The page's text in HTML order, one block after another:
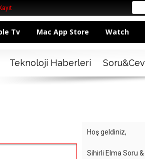
Kayıt
Tv Mac App Store Watch
Teknoloji Haberleri
Hoş geldiniz,
Sihirli Elma Soru &